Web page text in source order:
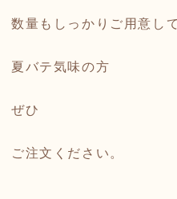
数量もしっかりご用意し
夏バテ気味の方
ぜひ
ご注文ください。